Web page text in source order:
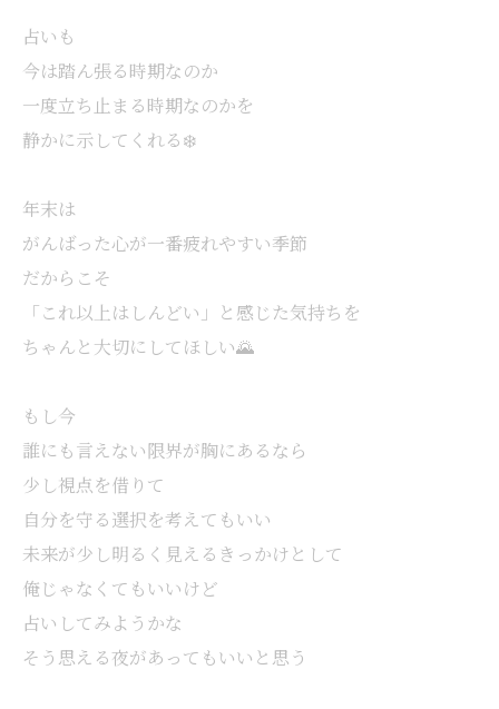
占いも
今は踏ん張る時期なのか
一度立ち止まる時期なのかを
静かに示してくれる❄️
年末は
がんばった心が一番疲れやすい季節
だからこそ
「これ以上はしんどい」と感じた気持ちを
ちゃんと大切にしてほしい🌄
もし今
誰にも言えない限界が胸にあるなら
少し視点を借りて
自分を守る選択を考えてもいい
未来が少し明るく見えるきっかけとして
俺じゃなくてもいいけど
占いしてみようかな
そう思える夜があってもいいと思う